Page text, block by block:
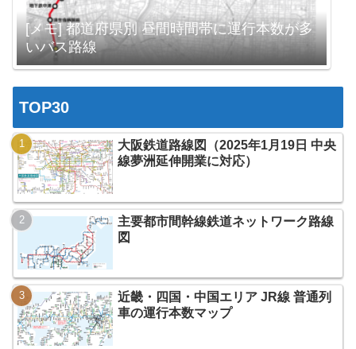
[メモ] 都道府県別 昼間時間帯に運行本数が多
いバス路線
TOP30
大阪鉄道路線図（2025年1月19日 中央
線夢洲延伸開業に対応）
主要都市間幹線鉄道ネットワーク路線
図
近畿・四国・中国エリア JR線 普通列
車の運行本数マップ